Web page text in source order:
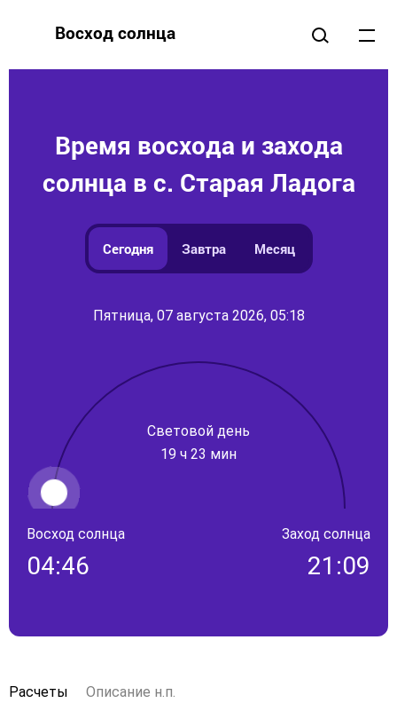
Восход солнца
Время восхода и захода
солнца в с. Старая Ладога
Сегодня Завтра Месяц
Пятница, 07 августа 2026, 05:18
Световой день
19 ч 23 мин
Восход солнца
04:46
Заход солнца
21:09
Расчеты Описание н.п.